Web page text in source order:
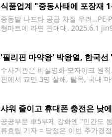
식품업계 "중동사태에 포장재
중동발 나프타 공급 차질 우려
형마트에 라면 판매대. 2025.6.1
'필리핀 마약왕' 박왕열, 한국
수사기관은 비실명화·모자이크 원
핀에서 교민 3명 살해, 탈옥, 국내
샤워 줄이고 휴대폰 충전은 낮
공공부문 車5부제 강화엔 "민간도
류효림 기자 = 당정은 이번 추가경